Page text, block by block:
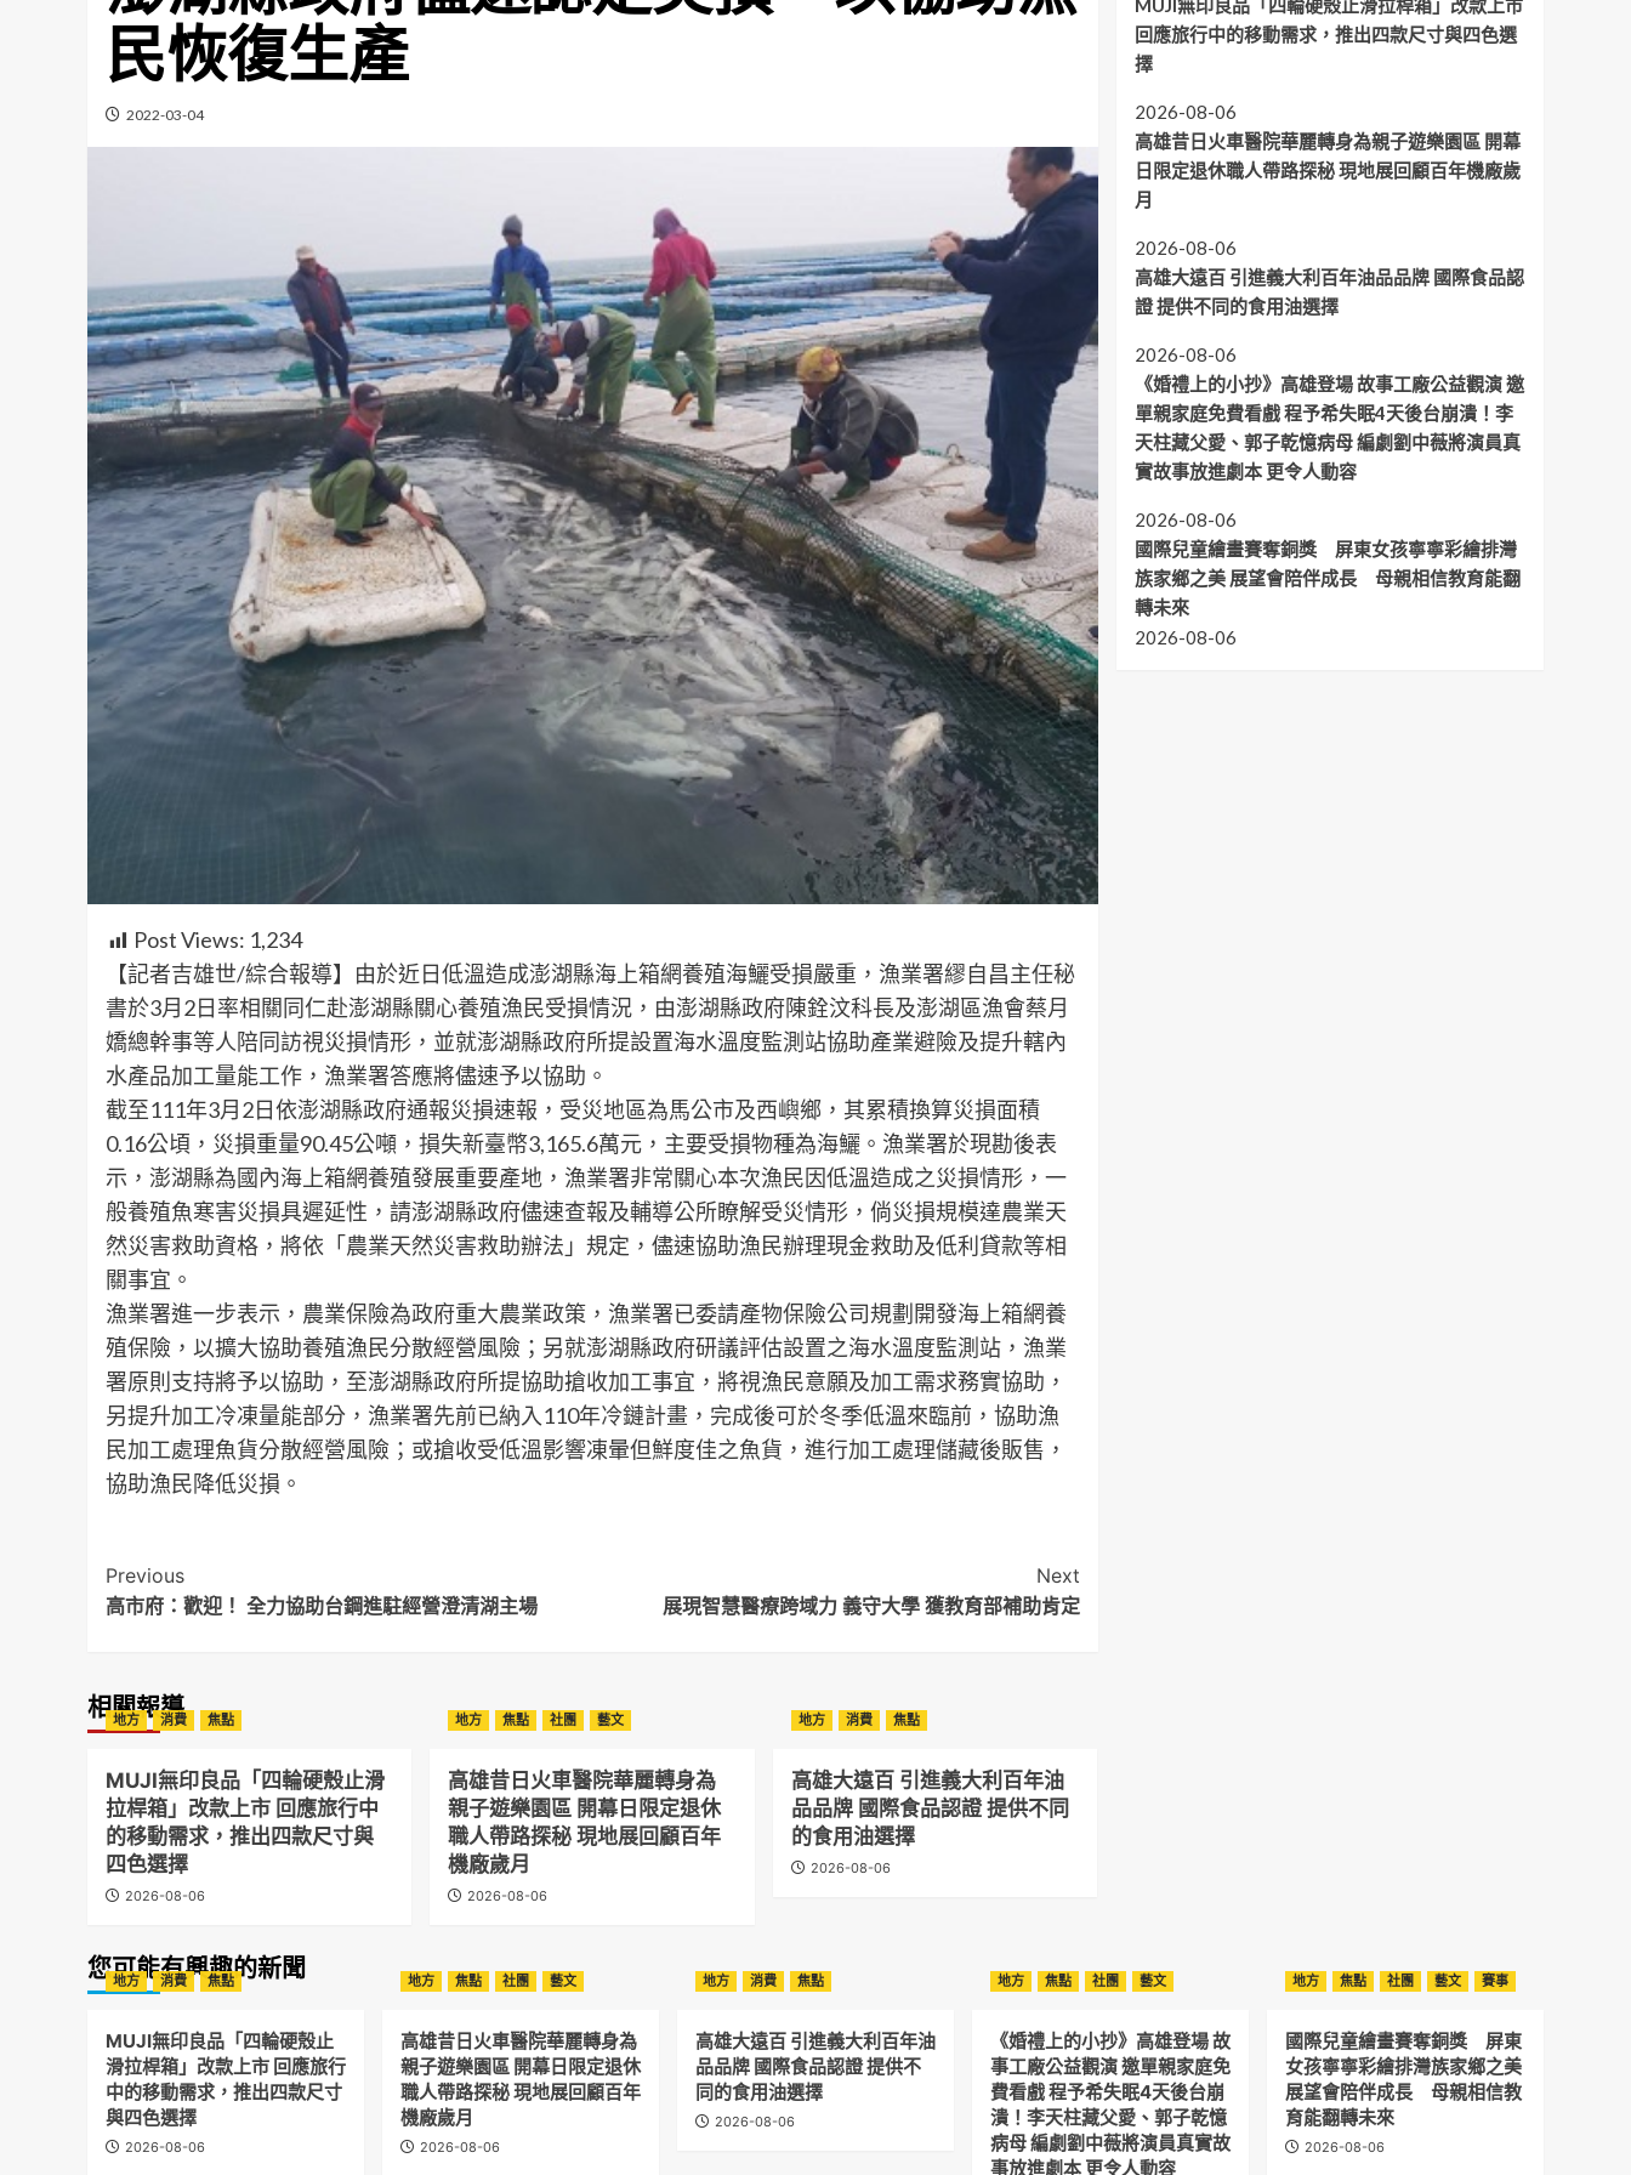
民恢復生產
2022-03-04
Post Views: 1,234
【記者吉雄世/綜合報導】由於近日低溫造成澎湖縣海上箱網養殖海鱺受損嚴重，漁業署繆自昌主任秘
書於3月2日率相關同仁赴澎湖縣關心養殖漁民受損情況，由澎湖縣政府陳銓汶科長及澎湖區漁會蔡月
嬌總幹事等人陪同訪視災損情形，並就澎湖縣政府所提設置海水溫度監測站協助產業避險及提升轄內
水產品加工量能工作，漁業署答應將儘速予以協助。
截至111年3月2日依澎湖縣政府通報災損速報，受災地區為馬公市及西嶼鄉，其累積換算災損面積
0.16公頃，災損重量90.45公噸，損失新臺幣3,165.6萬元，主要受損物種為海鱺。漁業署於現勘後表
示，澎湖縣為國內海上箱網養殖發展重要產地，漁業署非常關心本次漁民因低溫造成之災損情形，一
般養殖魚寒害災損具遲延性，請澎湖縣政府儘速查報及輔導公所瞭解受災情形，倘災損規模達農業天
然災害救助資格，將依「農業天然災害救助辦法」規定，儘速協助漁民辦理現金救助及低利貸款等相
關事宜。
漁業署進一步表示，農業保險為政府重大農業政策，漁業署已委請產物保險公司規劃開發海上箱網養
殖保險，以擴大協助養殖漁民分散經營風險；另就澎湖縣政府研議評估設置之海水溫度監測站，漁業
署原則支持將予以協助，至澎湖縣政府所提協助搶收加工事宜，將視漁民意願及加工需求務實協助，
另提升加工冷凍量能部分，漁業署先前已納入110年冷鏈計畫，完成後可於冬季低溫來臨前，協助漁
民加工處理魚貨分散經營風險；或搶收受低溫影響凍暈但鮮度佳之魚貨，進行加工處理儲藏後販售，
協助漁民降低災損。
Post
Navigation
Previous
高市府：歡迎！ 全力協助台鋼進駐經營澄清湖主場
Next
展現智慧醫療跨域力 義守大學 獲教育部補助肯定
相關報導
地方 消費 焦點
MUJI無印良品「四輪硬殼止滑
拉桿箱」改款上市 回應旅行中
的移動需求，推出四款尺寸與
四色選擇
2026-08-06
地方 焦點 社團 藝文
高雄昔日火車醫院華麗轉身為
親子遊樂園區 開幕日限定退休
職人帶路探秘 現地展回顧百年
機廠歲月
2026-08-06
地方 消費 焦點
高雄大遠百 引進義大利百年油
品品牌 國際食品認證 提供不同
的食用油選擇
2026-08-06
MUJI無印良品「四輪硬殼止滑拉桿箱」改款上市
回應旅行中的移動需求，推出四款尺寸與四色選
擇
2026-08-06
高雄昔日火車醫院華麗轉身為親子遊樂園區 開幕
日限定退休職人帶路探秘 現地展回顧百年機廠歲
月
2026-08-06
高雄大遠百 引進義大利百年油品品牌 國際食品認
證 提供不同的食用油選擇
2026-08-06
《婚禮上的小抄》高雄登場 故事工廠公益觀演 邀
單親家庭免費看戲 程予希失眠4天後台崩潰！李
天柱藏父愛、郭子乾憶病母 編劇劉中薇將演員真
實故事放進劇本 更令人動容
2026-08-06
國際兒童繪畫賽奪銅獎 屏東女孩寧寧彩繪排灣
族家鄉之美 展望會陪伴成長 母親相信教育能翻
轉未來
2026-08-06
您可能有興趣的新聞
地方 消費 焦點
MUJI無印良品「四輪硬殼止
滑拉桿箱」改款上市 回應旅行
中的移動需求，推出四款尺寸
與四色選擇
2026-08-06
地方 焦點 社團 藝文
高雄昔日火車醫院華麗轉身為
親子遊樂園區 開幕日限定退休
職人帶路探秘 現地展回顧百年
機廠歲月
2026-08-06
地方 消費 焦點
高雄大遠百 引進義大利百年油
品品牌 國際食品認證 提供不
同的食用油選擇
2026-08-06
地方 焦點 社團 藝文
《婚禮上的小抄》高雄登場 故
事工廠公益觀演 邀單親家庭免
費看戲 程予希失眠4天後台崩
潰！李天柱藏父愛、郭子乾憶
病母 編劇劉中薇將演員真實故
事放進劇本 更令人動容
地方 焦點 社團 藝文 賽事
國際兒童繪畫賽奪銅獎 屏東
女孩寧寧彩繪排灣族家鄉之美
展望會陪伴成長 母親相信教
育能翻轉未來
2026-08-06